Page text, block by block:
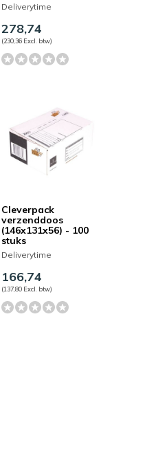
Deliverytime
278,74
(230,36 Excl. btw)
Cleverpack
verzenddoos
(146x131x56) - 100
stuks
Deliverytime
166,74
(137,80 Excl. btw)